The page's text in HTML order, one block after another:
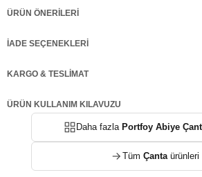
ÜRÜN ÖNERILERI
İADE SEÇENEKLERI
KARGO & TESLIMAT
ÜRÜN KULLANIM KILAVUZU
Daha fazla Portfoy Abiye
TümÇantaürünleri